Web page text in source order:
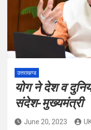
उत्तराखण्ड
योग ने देश व
संदेश-मुख्यमंत्री
June 20, 2023